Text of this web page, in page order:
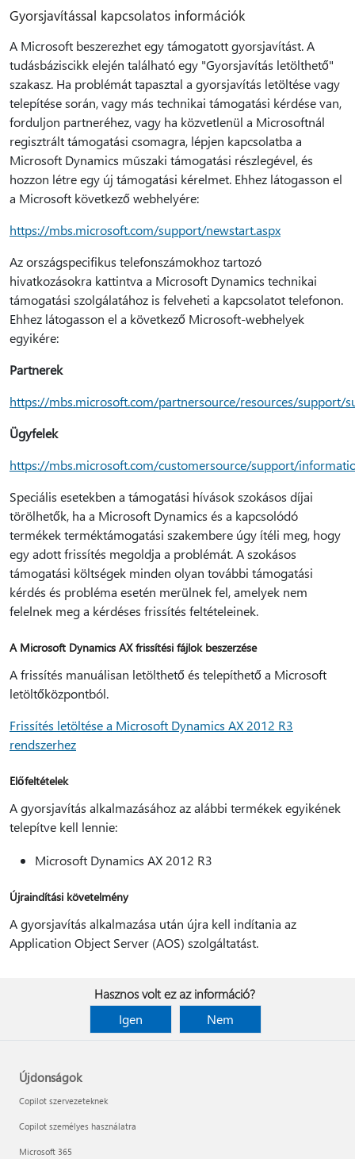
Gyorsjavítással kapcsolatos információk
A Microsoft beszerezhet egy támogatott gyorsjavítást. A
tudásbáziscikk elején található egy "Gyorsjavítás letölthető"
szakasz. Ha problémát tapasztal a gyorsjavítás letöltése vagy
telepítése során, vagy más technikai támogatási kérdése van,
forduljon partneréhez, vagy ha közvetlenül a Microsoftnál
regisztrált támogatási csomagra, lépjen kapcsolatba a
Microsoft Dynamics műszaki támogatási részlegével, és
hozzon létre egy új támogatási kérelmet. Ehhez látogasson el
a Microsoft következő webhelyére:
https://mbs.microsoft.com/support/newstart.aspx
Az országspecifikus telefonszámokhoz tartozó
hivatkozásokra kattintva a Microsoft Dynamics technikai
támogatási szolgálatához is felveheti a kapcsolatot telefonon.
Ehhez látogasson el a következő Microsoft-webhelyek
egyikére:
Partnerek
https://mbs.microsoft.com/partnersource/resources/
Ügyfelek
https://mbs.microsoft.com/customersource/support/
Speciális esetekben a támogatási hívások szokásos díjai
törölhetők, ha a Microsoft Dynamics és a kapcsolódó
termékek terméktámogatási szakembere úgy ítéli meg, hogy
egy adott frissítés megoldja a problémát. A szokásos
támogatási költségek minden olyan további támogatási
kérdés és probléma esetén merülnek fel, amelyek nem
felelnek meg a kérdéses frissítés feltételeinek.
A Microsoft Dynamics AX frissítési fájlok beszerzése
A frissítés manuálisan letölthető és telepíthető a Microsoft
letöltőközpontból.
Frissítés letöltése a Microsoft Dynamics AX 2012 R3
rendszerhez
Előfeltételek
A gyorsjavítás alkalmazásához az alábbi termékek egyikének
telepítve kell lennie:
Microsoft Dynamics AX 2012 R3
Újraindítási követelmény
A gyorsjavítás alkalmazása után újra kell indítania az
Application Object Server (AOS) szolgáltatást.
Hasznos volt ez az információ?
Igen
Nem
Újdonságok
Copilot szervezeteknek
Copilot személyes használatra
Microsoft 365